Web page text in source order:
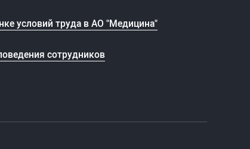
условий труда в АО "Медицина"
сотрудников